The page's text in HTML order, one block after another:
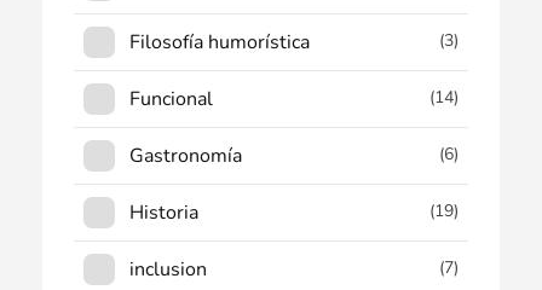
Filosofía humorística (3)
Funcional (14)
Gastronomía (6)
Historia (19)
inclusion (7)